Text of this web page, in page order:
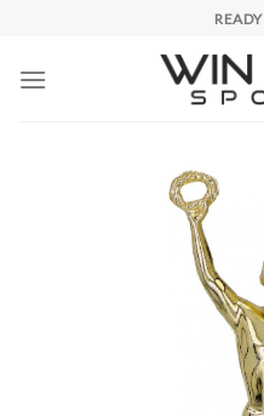
content